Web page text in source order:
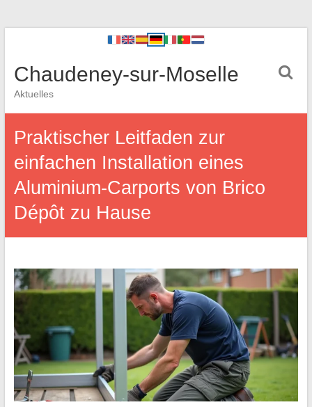
Chaudeney-sur-Moselle
Aktuelles
Praktischer Leitfaden zur
einfachen Installation eines
Aluminium-Carports von Brico
Dépôt zu Hause